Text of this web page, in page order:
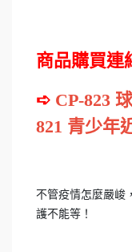
商品購買連
➪ CP-823
821 青少年
不管疫情怎麼嚴峻
護不能等！